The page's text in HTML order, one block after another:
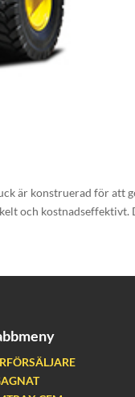
är konstruerad för att
och kostnadseffektivt.